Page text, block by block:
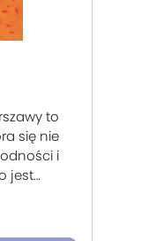
to
się nie
i
jest